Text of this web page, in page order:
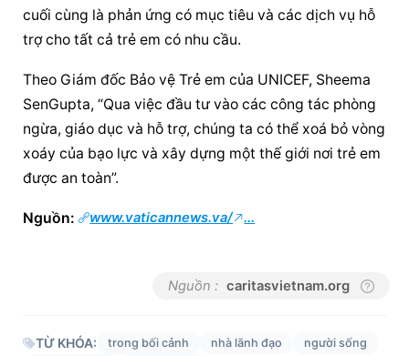
cuối cùng là phản ứng có mục tiêu và các dịch vụ hỗ
trợ cho tất cả trẻ em có nhu cầu.
Theo Giám đốc Bảo vệ Trẻ em của UNICEF, Sheema
SenGupta, “Qua việc đầu tư vào các công tác phòng
ngừa, giáo dục và hỗ trợ, chúng ta có thể xoá bỏ vòng
xoáy của bạo lực và xây dựng một thế giới nơi trẻ em
được an toàn”.
Nguồn: www.vaticannews.va/ ...
Nguồn : caritasvietnam.org
TỪ KHÓA: trong bối cảnh nhà lãnh đạo
người sống